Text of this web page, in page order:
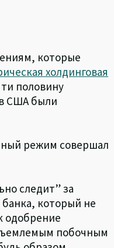
которые
холдинговая
половину
США были
режим совершал
следит” за
банка, который не
одобрение
побочным